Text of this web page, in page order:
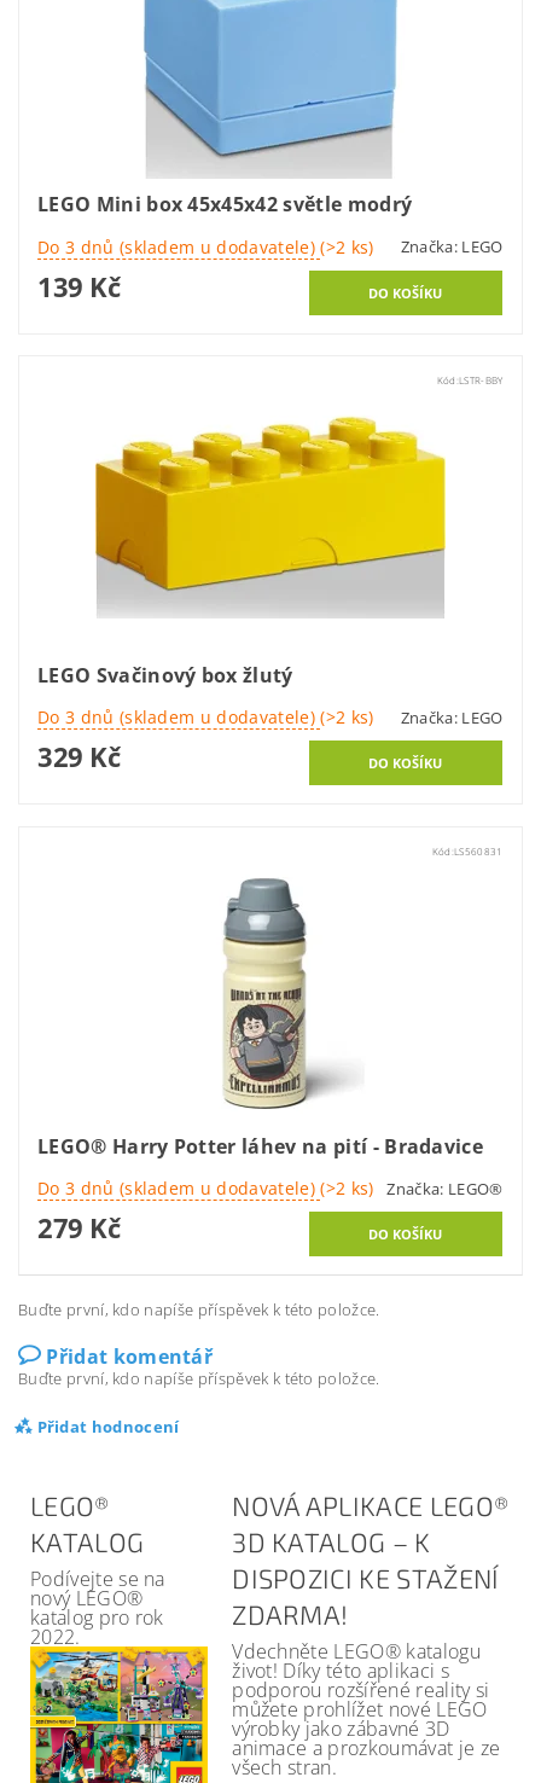
LEGO Mini box 45x45x42 světle modrý
Do 3 dnů (skladem u dodavatele)(>2 ks) Značka: LEGO
139 Kč
Kód: LSTR-BBY
LEGO Svačinový box žlutý
Do 3 dnů (skladem u dodavatele)(>2 ks) Značka: LEGO
329 Kč
Kód: LS560831
LEGO® Harry Potter láhev na pití - Bradavice
Do 3 dnů (skladem u dodavatele)(>2 ks) Značka: LEGO®
279 Kč
Buďte první, kdo napíše příspěvek k této položce.
Přidat komentář
Buďte první, kdo napíše příspěvek k této položce.
Přidat hodnocení
LEGO®
KATALOG
Podívejte se na
nový LEGO®
katalog pro rok
2022.
NOVÁ APLIKACE LEGO®
3D KATALOG – K
DISPOZICI KE STAŽENÍ
ZDARMA!
Vdechněte LEGO® katalogu
život! Díky této aplikaci s
podporou rozšířené reality si
můžete prohlížet nové LEGO
výrobky jako zábavné 3D
animace a prozkoumávat je ze
všech stran.